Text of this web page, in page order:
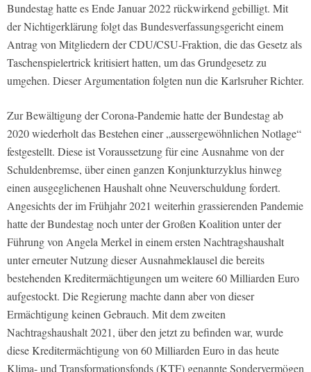
Bundestag hatte es Ende Januar 2022 rückwirkend gebilligt. Mit
der Nichtigerklärung folgt das Bundesverfassungsgericht einem
Antrag von Mitgliedern der CDU/CSU-Fraktion, die das Gesetz als
Taschenspielertrick kritisiert hatten, um das Grundgesetz zu
umgehen. Dieser Argumentation folgten nun die Karlsruher Richter.
Zur Bewältigung der Corona-Pandemie hatte der Bundestag ab
2020 wiederholt das Bestehen einer „aussergewöhnlichen Notlage“
festgestellt. Diese ist Voraussetzung für eine Ausnahme von der
Schuldenbremse, über einen ganzen Konjunkturzyklus hinweg
einen ausgeglichenen Haushalt ohne Neuverschuldung fordert.
Angesichts der im Frühjahr 2021 weiterhin grassierenden Pandemie
hatte der Bundestag noch unter der Großen Koalition unter der
Führung von Angela Merkel in einem ersten Nachtragshaushalt
unter erneuter Nutzung dieser Ausnahmeklausel die bereits
bestehenden Kreditermächtigungen um weitere 60 Milliarden Euro
aufgestockt. Die Regierung machte dann aber von dieser
Ermächtigung keinen Gebrauch. Mit dem zweiten
Nachtragshaushalt 2021, über den jetzt zu befinden war, wurde
diese Kreditermächtigung von 60 Milliarden Euro in das heute
Klima- und Transformationsfonds (KTF) genannte Sondervermögen